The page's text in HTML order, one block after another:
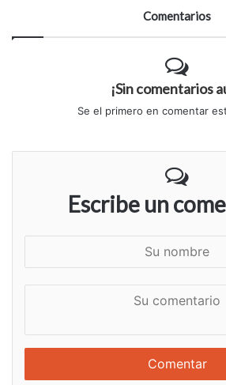
Comentarios
¡Sin comentarios
Se el primero en comentar
Escribe un